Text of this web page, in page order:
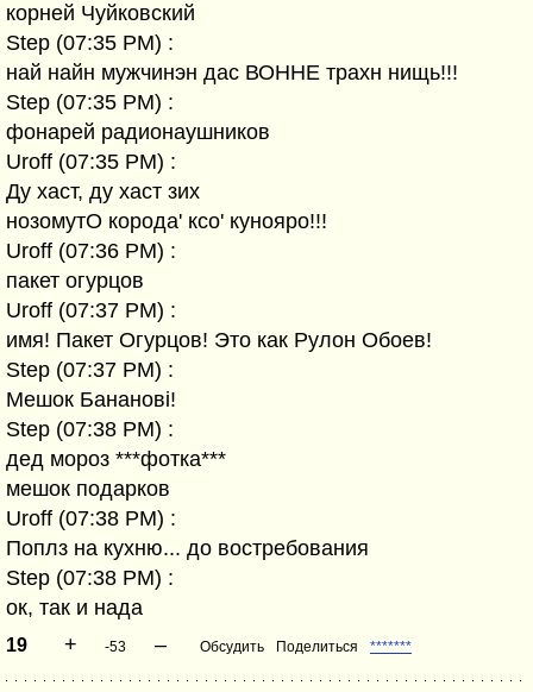
корней Чуйковский
Step (07:35 PM) :
най найн мужчинэн дас ВОННЕ трахн нищь!!!
Step (07:35 PM) :
фонарей радионаушников
Uroff (07:35 PM) :
Ду хаст, ду хаст зих
нозомутО корода' ксо' кунояро!!!
Uroff (07:36 PM) :
пакет огурцов
Uroff (07:37 PM) :
имя! Пакет Огурцов! Это как Рулон Обоев!
Step (07:37 PM) :
Мешок Бананові!
Step (07:38 PM) :
дед мороз ***фотка***
мешок подарков
Uroff (07:38 PM) :
Поплз на кухню... до востребования
Step (07:38 PM) :
ок, так и нада
19 + -53 – Обсудить Поделиться *******